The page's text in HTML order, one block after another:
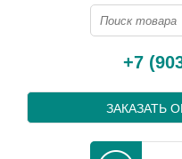
+7
ЗАКАЗАТЬ